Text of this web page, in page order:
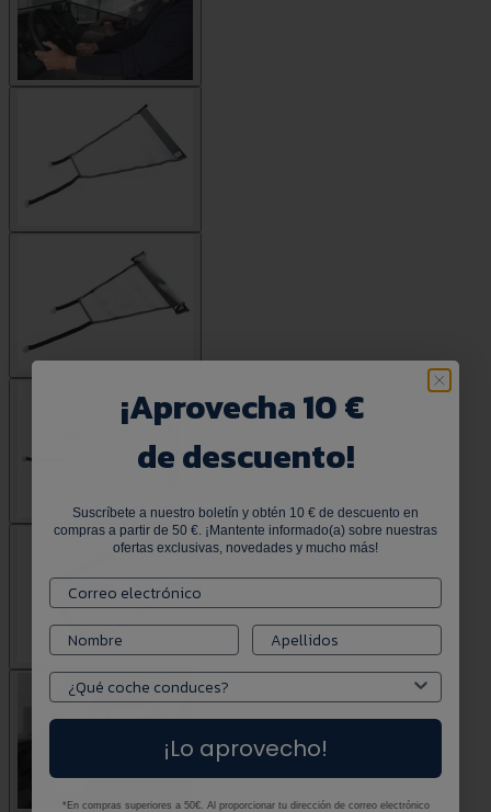
¡Aprovecha 10 €
de descuento!
Suscríbete a nuestro boletín y obtén 10 € de descuento en
compras a partir de 50 €. ¡Mantente informado(a) sobre nuestras
ofertas exclusivas, novedades y mucho más!
¡Lo aprovecho!
*En compras superiores a 50€. Al proporcionar tu dirección de correo electrónico